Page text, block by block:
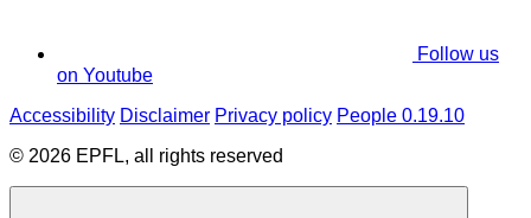
Follow us
on Youtube
Accessibility Disclaimer Privacy policy People 0.19.10
© 2026 EPFL, all rights reserved